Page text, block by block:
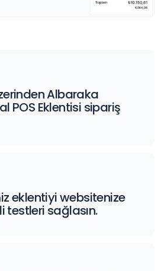
Albaraka
POS Eklentisi sipariş
eklentiyi websitenize
testleri sağlasın.